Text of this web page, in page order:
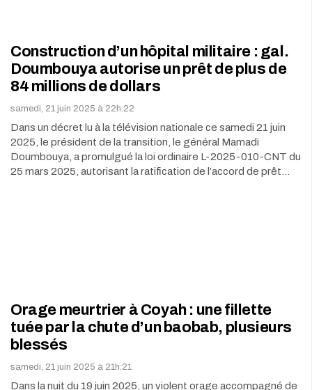
Construction d’un hôpital militaire : gal.
Doumbouya autorise un prêt de plus de
84 millions de dollars
samedi, 21 juin 2025 à 22h:22
Dans un décret lu à la télévision nationale ce samedi 21 juin
2025, le président de la transition, le général Mamadi
Doumbouya, a promulgué la loi ordinaire L-2025-010-CNT du
25 mars 2025, autorisant la ratification de l’accord de prêt…
Orage meurtrier à Coyah : une fillette
tuée par la chute d’un baobab, plusieurs
blessés
samedi, 21 juin 2025 à 21h:21
Dans la nuit du 19 juin 2025, un violent orage accompagné de